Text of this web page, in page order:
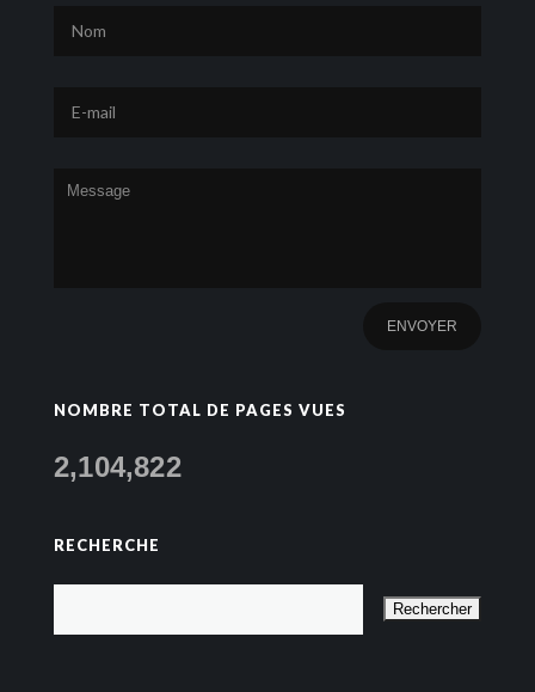
NOMBRE TOTAL DE PAGES VUES
2,104,822
RECHERCHE